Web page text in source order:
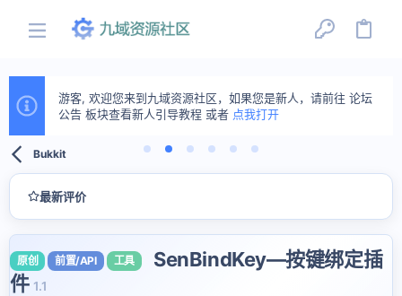
游客, 欢迎您来到九域资源社区，如果您是新人，请前往 论坛
公告 板块查看新人引导教程 或者 点我打开
Bukkit
最新评价
原创 前置/API 工具
SenBindKey—按键绑定插
件 1.1